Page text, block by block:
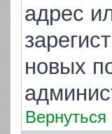
адрес
новых
Вернуться